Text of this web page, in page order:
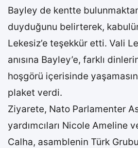
Bayley de kentte
duyduğunu belirterek,
Lekesiz’e teşekkür etti. Vali
anısına Bayley’e, farklı
hoşgörü içerisinde
plaket verdi.
Ziyarete, Nato Parlamenter
yardımcıları Nicole Ameline
Calha, asamblenin Türk Grubu